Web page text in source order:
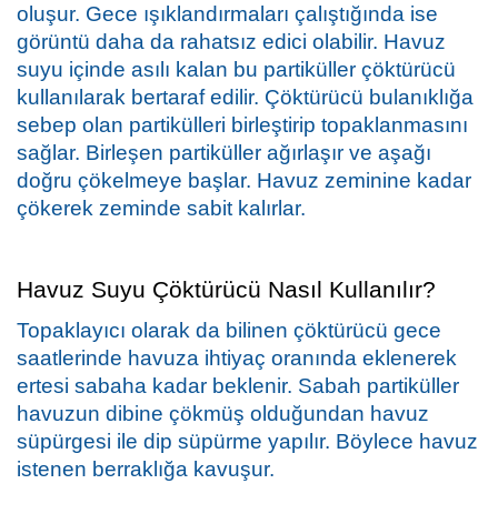
oluşur. Gece ışıklandırmaları çalıştığında ise
görüntü daha da rahatsız edici olabilir. Havuz
suyu içinde asılı kalan bu partiküller çöktürücü
kullanılarak bertaraf edilir. Çöktürücü bulanıklığa
sebep olan partikülleri birleştirip topaklanmasını
sağlar. Birleşen partiküller ağırlaşır ve aşağı
doğru çökelmeye başlar. Havuz zeminine kadar
çökerek zeminde sabit kalırlar.
Havuz Suyu Çöktürücü Nasıl Kullanılır?
Topaklayıcı olarak da bilinen çöktürücü gece
saatlerinde havuza ihtiyaç oranında eklenerek
ertesi sabaha kadar beklenir. Sabah partiküller
havuzun dibine çökmüş olduğundan havuz
süpürgesi ile dip süpürme yapılır. Böylece havuz
istenen berraklığa kavuşur.